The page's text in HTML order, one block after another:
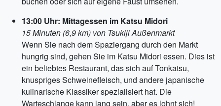
13:00 Uhr: Mittagessen im Katsu Midori
15 Minuten (6,9 km) von Tsukiji Außenmarkt
Wenn Sie nach dem Spaziergang durch den Markt
hungrig sind, gehen Sie im Katsu Midori essen. Dies ist
ein beliebtes Restaurant, das sich auf Tonkatsu,
knuspriges Schweinefleisch, und andere japanische
kulinarische Klassiker spezialisiert hat. Die
Warteschlange kann lang sein, aber es lohnt sich!